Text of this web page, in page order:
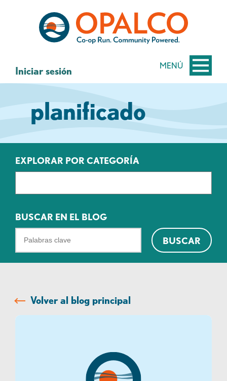
contenido
MENÚ
Iniciar sesión
planificado
EXPLORAR POR CATEGORÍA
BUSCAR EN EL BLOG
ayudarte
BUSCAR
Volver al blog principal